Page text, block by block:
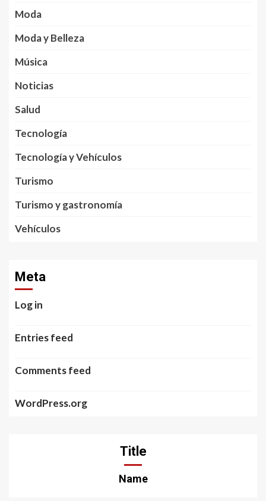
Moda
Moda y Belleza
Música
Noticias
Salud
Tecnología
Tecnología y Vehículos
Turismo
Turismo y gastronomía
Vehículos
Meta
Log in
Entries feed
Comments feed
WordPress.org
Title
Name